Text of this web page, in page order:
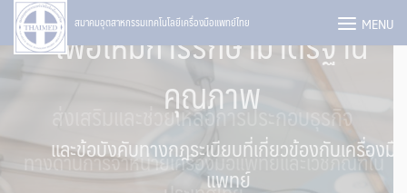
Skip
สมาคมอุตสาหกรรมเทคโนโลยีเครื่องมือแพทย์ไทย MENU